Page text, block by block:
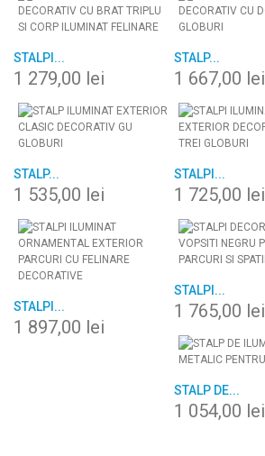
STALPI...
1 279,00 lei
STALP...
1 667,00 lei
STALP...
1 535,00 lei
STALPI...
1 725,00 lei
STALPI...
1 897,00 lei
STALPI...
1 765,00 lei
STALP DE...
1 054,00 lei